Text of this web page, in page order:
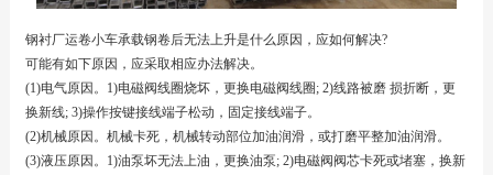
钢衬厂运卷小车承载钢卷后无法上升是什么原因，应如何解决?
可能有如下原因，应采取相应办法解决。
(1)电气原因。1)电磁阀线圈烧坏，更换电磁阀线圈; 2)线路被磨 损折断，更
换新线; 3)操作按键接线端子松动，固定接线端子。
(2)机械原因。机械卡死，机械转动部位加油润滑，或打磨平整加油润滑。
(3)液压原因。1)油泵坏无法上油，更换油泵; 2)电磁阀阀芯卡死或堵塞，换新